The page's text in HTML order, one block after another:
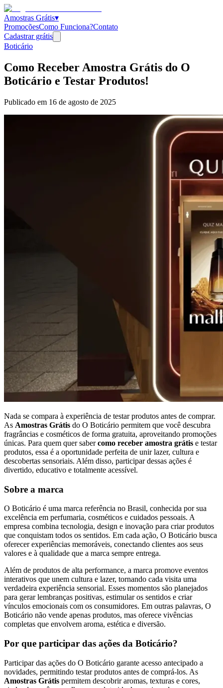
Amostras Grátis▾
PromoçõesComo Funciona?Contato
Cadastrar grátis
Boticário
Como Receber Amostra Grátis do O
Boticário e Testar Produtos!
Publicado em 16 de agosto de 2025
Nada se compara à experiência de testar produtos antes de comprar.
As Amostras Grátis do O Boticário permitem que você descubra
fragrâncias e cosméticos de forma gratuita, aproveitando promoções
únicas. Para quem quer sabercomo receber amostra grátis e testar
produtos, essa é a oportunidade perfeita de unir lazer, cultura e
descobertas sensoriais. Além disso, participar dessas ações é
divertido, educativo e totalmente acessível.
Sobre a marca
O Boticário é uma marca referência no Brasil, conhecida por sua
excelência em perfumaria, cosméticos e cuidados pessoais. A
empresa combina tecnologia, design e inovação para criar produtos
que conquistam todos os sentidos. Em cada ação, O Boticário busca
oferecer experiências memoráveis, conectando clientes aos seus
valores e à qualidade que a marca sempre entrega.
Além de produtos de alta performance, a marca promove eventos
interativos que unem cultura e lazer, tornando cada visita uma
verdadeira experiência sensorial. Esses momentos são planejados
para gerar lembranças positivas, estimular os sentidos e criar
vínculos emocionais com os consumidores. Em outras palavras, O
Boticário não vende apenas produtos, mas oferece vivências
completas que envolvem aroma, estética e diversão.
Por que participar das ações da Boticário?
Participar das ações do O Boticário garante acesso antecipado a
novidades, permitindo testar produtos antes de comprá-los. As
Amostras Grátis permitem descobrir aromas, texturas e cores,